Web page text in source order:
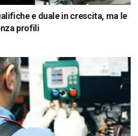
e duale in crescita, ma le
profili